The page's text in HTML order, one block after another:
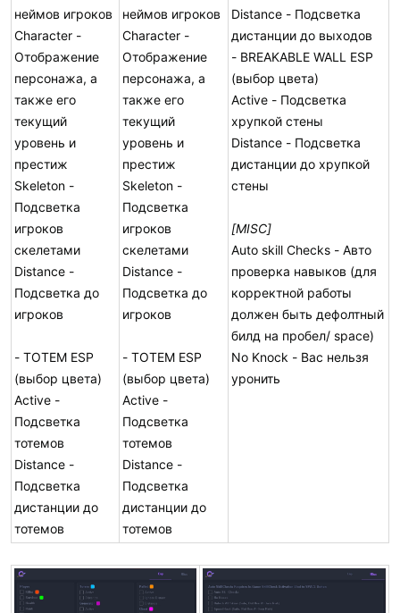
неймов игроков
Character -
Отображение
персонажа, а
также его
текущий
уровень и
престиж
Skeleton -
Подсветка
игроков
скелетами
Distance -
Подсветка до
игроков
- TOTEM ESP
(выбор цвета)
Active -
Подсветка
тотемов
Distance -
Подсветка
дистанции до
тотемов
неймов игроков
Character -
Отображение
персонажа, а
также его
текущий
уровень и
престиж
Skeleton -
Подсветка
игроков
скелетами
Distance -
Подсветка до
игроков
- TOTEM ESP
(выбор цвета)
Active -
Подсветка
тотемов
Distance -
Подсветка
дистанции до
тотемов
Distance - Подсветка
дистанции до выходов
- BREAKABLE WALL ESP
(выбор цвета)
Active - Подсветка
хрупкой стены
Distance - Подсветка
дистанции до хрупкой
стены
[MISC]
Auto skill Checks - Авто
проверка навыков (для
корректной работы
должен быть дефолтный
билд на пробел/ space)
No Knock - Вас нельзя
уронить